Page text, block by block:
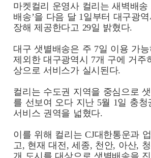
마켓컬리 운영사 컬리는 새벽배송
배송’을 다음 달 1일부터 대구광
장해 제공한다고 29일 밝혔다.
대구 샛별배송은 주 7일 이용 가
제외한 대구광역시 7개 구에 거주
상으로 서비스가 실시된다.
컬리는 수도권 지역을 중심으로
를 선보여 오다 지난 5월 1일 충청
서비스 권역을 넓혔다.
이를 위해 컬리는 CJ대한통운과
고, 현재 대전, 세종, 천안, 아산,
개 도시를 대상으로 샛별배송을